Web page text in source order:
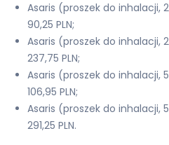
Asaris (proszek do inhalacji,
90,25 PLN;
Asaris (proszek do inhalacji,
237,75 PLN;
Asaris (proszek do inhalacji,
106,95 PLN;
Asaris (proszek do inhalacji,
291,25 PLN.